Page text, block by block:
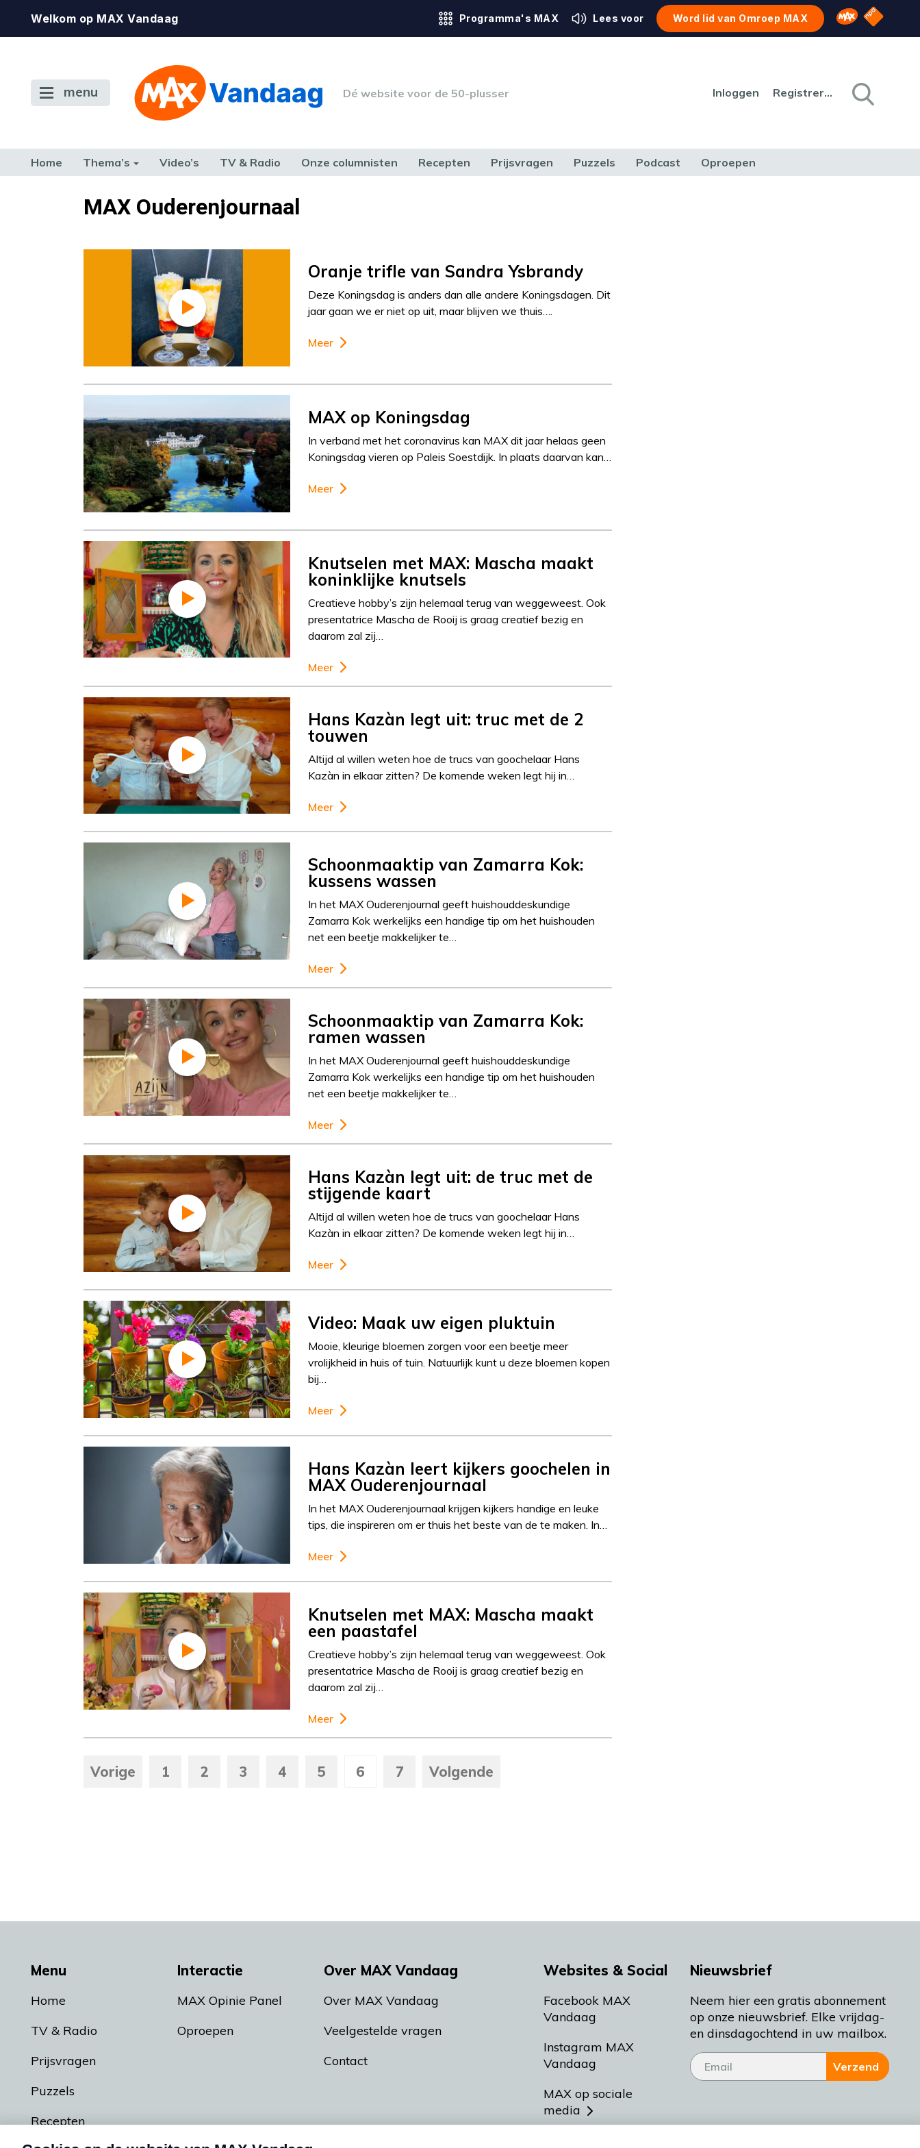
Welkom op MAX Vandaag Programma's MAX Lees voor Word lid van Omroep MAX Omroep MAX
NPO
menu Dé website voor de 50-plusser Inloggen Registreren
Home Thema’s Video’s TV & Radio Onze columnisten Recepten Prijsvragen Puzzels Podcast Oproepen
TERUG NAAR TOENMAX Ouderenjournaal
Oranje trifle van Sandra Ysbrandy
Deze Koningsdag is anders dan alle andere Koningsdagen. Dit
jaar gaan we er niet op uit, maar blijven we thuis….
Meer
MAX op Koningsdag
In verband met het coronavirus kan MAX dit jaar helaas geen
Koningsdag vieren op Paleis Soestdijk. In plaats daarvan kan…
Meer
Knutselen met MAX: Mascha maakt
koninklijke knutsels
Creatieve hobby’s zijn helemaal terug van weggeweest. Ook
presentatrice Mascha de Rooij is graag creatief bezig en
daarom zal zij…
Meer
Hans Kazàn legt uit: truc met de 2
touwen
Altijd al willen weten hoe de trucs van goochelaar Hans
Kazàn in elkaar zitten? De komende weken legt hij in…
Meer
Schoonmaaktip van Zamarra Kok:
kussens wassen
In het MAX Ouderenjournal geeft huishouddeskundige
Zamarra Kok werkelijks een handige tip om het huishouden
net een beetje makkelijker te…
Meer
Schoonmaaktip van Zamarra Kok:
ramen wassen
In het MAX Ouderenjournal geeft huishouddeskundige
Zamarra Kok werkelijks een handige tip om het huishouden
net een beetje makkelijker te…
Meer
Hans Kazàn legt uit: de truc met de
stijgende kaart
Altijd al willen weten hoe de trucs van goochelaar Hans
Kazàn in elkaar zitten? De komende weken legt hij in…
Meer
Video: Maak uw eigen pluktuin
Mooie, kleurige bloemen zorgen voor een beetje meer
vrolijkheid in huis of tuin. Natuurlijk kunt u deze bloemen kopen
bij…
Meer
Hans Kazàn leert kijkers goochelen in
MAX Ouderenjournaal
In het MAX Ouderenjournaal krijgen kijkers handige en leuke
tips, die inspireren om er thuis het beste van de te maken. In…
Meer
Knutselen met MAX: Mascha maakt
een paastafel
Creatieve hobby’s zijn helemaal terug van weggeweest. Ook
presentatrice Mascha de Rooij is graag creatief bezig en
daarom zal zij…
Meer
Vorige 1 2 3 4 5 6 7 Volgende
Menu
Home
TV & Radio
Prijsvragen
Puzzels
Recepten
Interactie
MAX Opinie Panel
Oproepen
Over MAX Vandaag
Over MAX Vandaag
Veelgestelde vragen
Contact
Websites & Social
Facebook MAX
Vandaag
Instagram MAX
Vandaag
MAX op sociale
media
Nieuwsbrief
Neem hier een gratis abonnement
op onze nieuwsbrief. Elke vrijdag-
en dinsdagochtend in uw mailbox.
Verzend